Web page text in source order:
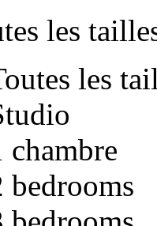
les
les
chambre
bedrooms